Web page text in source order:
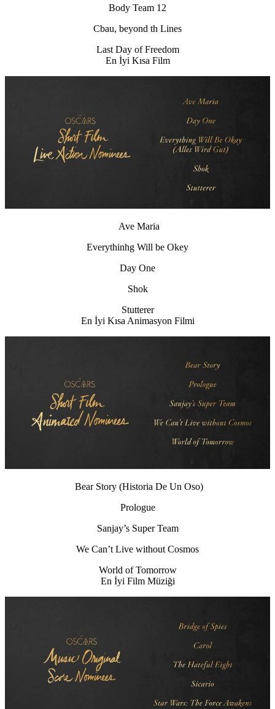
Body Team 12
Cbau, beyond th Lines
Last Day of Freedom
En İyi Kısa Film
Ave Maria
Everythinhg Will be Okey
Day One
Shok
Stutterer
En İyi Kısa Animasyon Filmi
Bear Story (Historia De Un Oso)
Prologue
Sanjay’s Super Team
We Can’t Live without Cosmos
World of Tomorrow
En İyi Film Müziği